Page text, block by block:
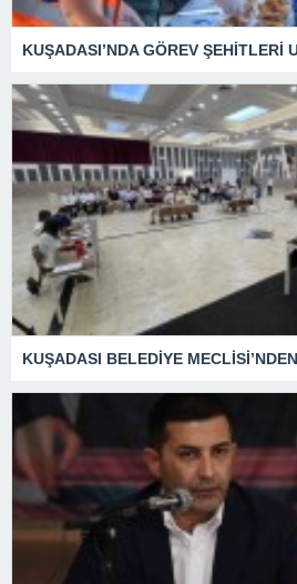
KUŞADASI’NDA GÖREV ŞEHİTLERİ
KUŞADASI BELEDİYE